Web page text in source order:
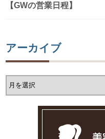
【GWの営業日程】
アーカイブ
ア
ー